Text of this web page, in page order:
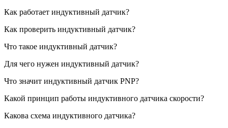
Как работает индуктивный датчик?
Как проверить индуктивный датчик?
Что такое индуктивный датчик?
Для чего нужен индуктивный датчик?
Что значит индуктивный датчик PNP?
Какой принцип работы индуктивного датчика скорости?
Какова схема индуктивного датчика?